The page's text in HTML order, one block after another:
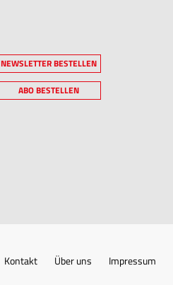
NEWSLETTER BESTELLEN
ABO BESTELLEN
Kontakt Über uns Impressum